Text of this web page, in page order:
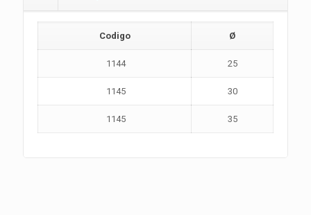
Codigo Ø
1144 25
1145 30
1145 35